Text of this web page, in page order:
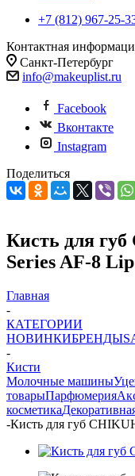
+7 (812) 967-25-
Контактная
Санкт-Петербург
info@makeuplist.ru
Facebook
Вконтакте
Instagram
Поделиться
Кисть для
Series AF-8 Lip
Главная
-
КАТЕГОРИИ
НОВИНКИБРЕНДЫ
-
Кисти
Молочные машины
товарыПарфюмерия
косметика
-Кисть для губ